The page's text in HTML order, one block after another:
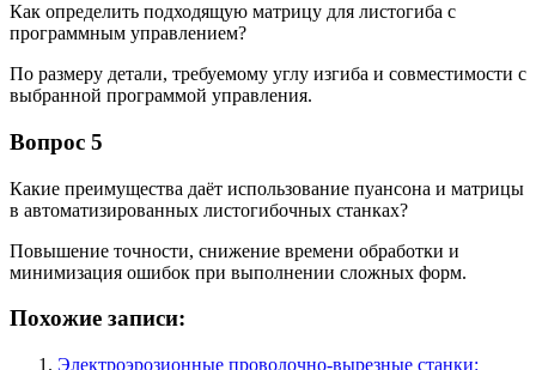
Как определить подходящую матрицу для листогиба с
программным управлением?
По размеру детали, требуемому углу изгиба и совместимости с
выбранной программой управления.
Вопрос 5
Какие преимущества даёт использование пуансона и матрицы
в автоматизированных листогибочных станках?
Повышение точности, снижение времени обработки и
минимизация ошибок при выполнении сложных форм.
Похожие записи:
Электроэрозионные проволочно-вырезные станки: